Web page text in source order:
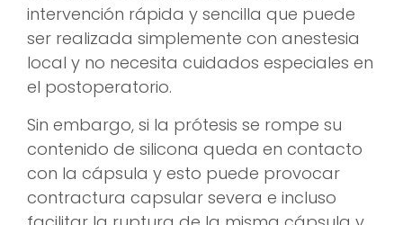
intervención rápida y sencilla que puede
ser realizada simplemente con anestesia
local y no necesita cuidados especiales en
el postoperatorio.
Sin embargo, si la prótesis se rompe su
contenido de silicona queda en contacto
con la cápsula y esto puede provocar
contractura capsular severa e incluso